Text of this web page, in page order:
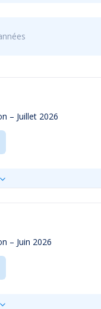
– Juillet 2026
– Juin 2026